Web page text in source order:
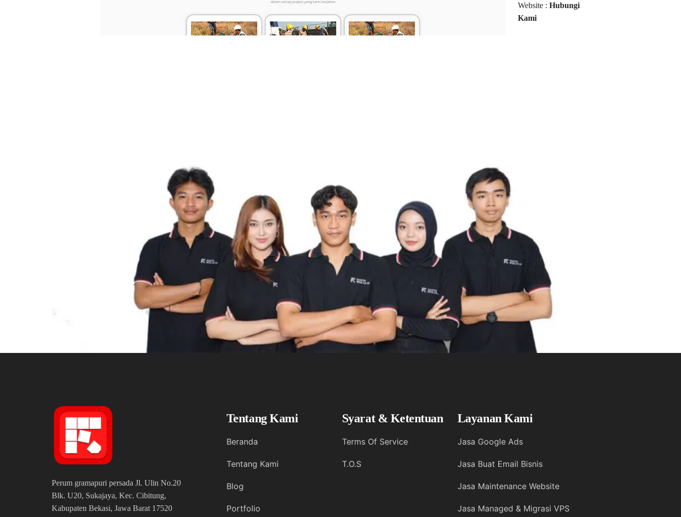
Website : Hubungi
Kami
Perum gramapuri persada Jl. Ulin No.20
Blk. U20, Sukajaya, Kec. Cibitung,
Kabupaten Bekasi, Jawa Barat 17520
Tentang Kami
Beranda
Tentang Kami
Blog
Portfolio
Syarat & Ketentuan
Terms Of Service
T.O.S
Layanan Kami
Jasa Google Ads
Jasa Buat Email Bisnis
Jasa Maintenance Website
Jasa Managed & Migrasi VPS